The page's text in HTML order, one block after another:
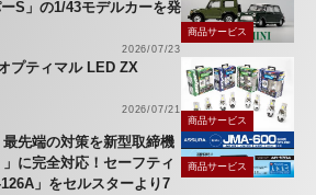
S」の1/43モデルカーを発
2026/07/23
商品サービス
プティマル LED ZX
2026/07/21
商品サービス
先端の対策を新型取締機
」に完全対応！セーフティ
」をセルスターより7
商品サービス